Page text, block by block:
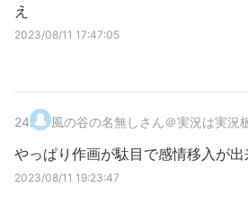
え
2023/08/11 17:47:05
24. 風の谷の名無しさん＠実況は実況
やっぱり作画が駄目で感情移入が出
2023/08/11 19:23:47